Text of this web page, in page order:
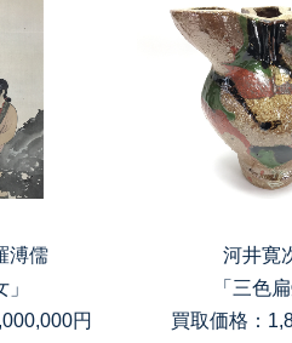
溥儒
円
河井寛
「三色扁
買取価格：